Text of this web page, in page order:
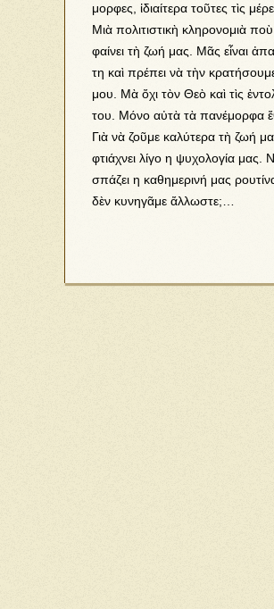
μορ­φες, ἰ­δι­αί­τε­ρα τοῦ­τες τὶς
Μιὰ πο­λι­τι­στι­κὴ κλη­ρο­νο­μιὰ
φαί­νει τὴ ζω­ή μας. Μᾶς εἶ­ναι
τη καὶ πρέ­πει νὰ τὴν
μου. Μὰ ὄ­χι τὸν Θε­ὸ καὶ τὶς
του. Μό­νο αὐ­τὰ τὰ πα­νέ­μορ­φα
Γιὰ νὰ ζοῦ­με κα­λύ­τε­ρα τὴ ζω­ή
φτιάχνει λίγο η ψυχολογία μας.
σπάζει η καθημερινή μας
δὲν κυ­νη­γᾶ­με ἄλ­λω­στε;…